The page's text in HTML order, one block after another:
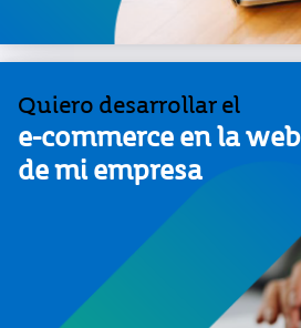
Quiero desarrollar el
e-commerce en la web
de mi empresa